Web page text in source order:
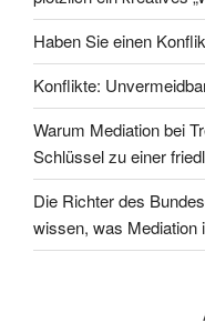
Haben Sie einen
Konflikte:
Warum Mediation bei
Schlüssel zu einer
Die Richter des
wissen, was Mediation